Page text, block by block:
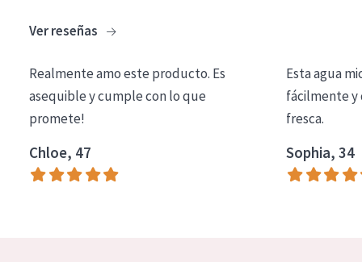
Limpieza
COLECCIÓN
Essentials
Lift+
Ver reseñas
Realmente amo este producto. Es
asequible y cumple con lo que
promete!
Chloe, 47
Esta agua
fácilmente y
fresca.
Sophia, 34